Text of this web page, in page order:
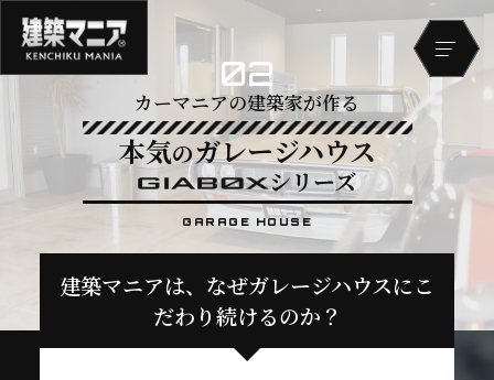
02
カーマニアの建築家が作る
本気のガレージハウス
シリーズ
GARAGE HOUSE
建築マニアは、なぜガレージハウスにこ
だわり続けるのか？